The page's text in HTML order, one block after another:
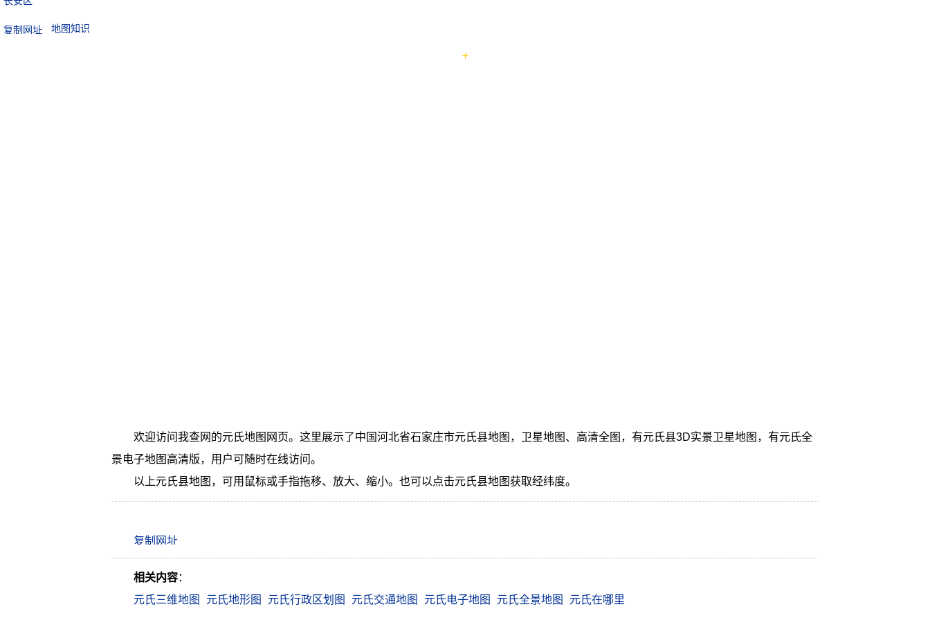
地图知识
欢迎访问我查网的元氏地图网页。这里展示了中国河北省石家庄市元氏县地图，卫星地图、高清全图，有元氏县3D实景卫星地图，有元氏全
景电子地图高清版，用户可随时在线访问。
以上元氏县地图，可用鼠标或手指拖移、放大、缩小。也可以点击元氏县地图获取经纬度。
相关内容：
元氏三维地图
元氏地形图 元氏行政区划图 元氏交通地图 元氏电子地图 元氏全景地图 元氏在哪里